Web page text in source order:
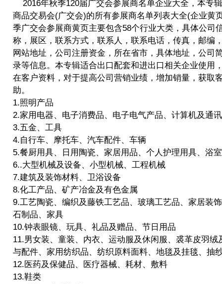
2016年秋季120届广交会参展商名单企业大全，本专
商品交易会(广交会)的所有参展商名单列表大全(企业黄
季广交会参展商黄页主要包含58个行业大类，具体公司
称，展区，联系方式，联系人，联系电话，传真，邮编
网站地址，公司注册资金，所在省市，具体地址，公司
录等信息。本专辑适合出口配套和进出口相关企业使用
在客户资料，对于提高公司营销业绩，增加销量，获取
助。
1.照明产品
2.家用电器、电子消费品、电子电气产品、计算机及通
3.五金、工具
4.自行车、摩托车、汽车配件、车辆
5.餐厨用具、日用陶瓷、家居用品、个人护理用具、浴
6..大型机械及设备、小型机械、工程机械
7.建筑及装饰材料、卫浴设备
8.化工产品、矿产冶金及有色金属
9.工艺陶瓷、编织及藤铁工艺品、玻璃工艺品、家居装
石制品、家具
10.钟表眼镜、玩具、礼品及赠品、节日用品
11.男女装、童装、内衣、运动服及休闲服、裘革皮羽绒
与配件、家用纺织品、纺织原料面料、地毯及挂毯、抽
12.医药及保健品、医疗器械、耗材、敷料
13.鞋类